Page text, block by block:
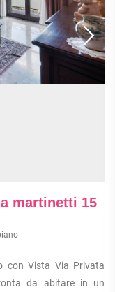
martinetti 15
con Vista Via Privata
da abitare in un